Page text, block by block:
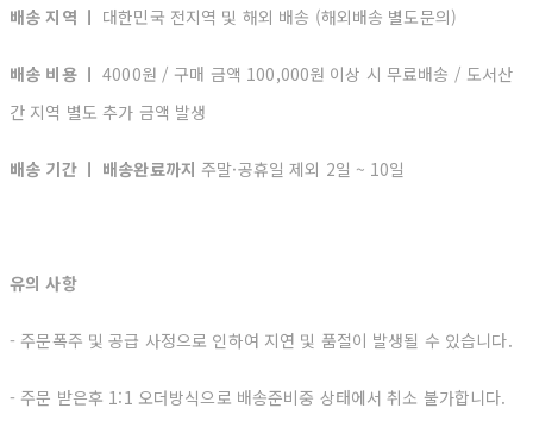
배송 지역 ㅣ 대한민국 전지역 및 해외 배송 (해외배송 별도문의)
배송 비용 ㅣ4000원 / 구매 금액 100,000원 이상 시 무료배송 / 도서산
간 지역 별도 추가 금액 발생
배송 기간 ㅣ 배송완료까지 주말·공휴일 제외 2일 ~ 10일
유의 사항
- 주문폭주 및 공급 사정으로 인하여 지연 및 품절이 발생될 수 있습니다.
- 주문 받은후 1:1 오더방식으로 배송준비중 상태에서 취소 불가합니다.